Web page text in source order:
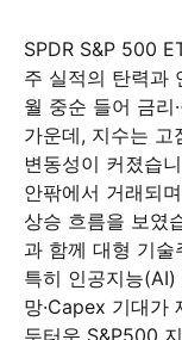
SPDR S&P 500
주 실적의 탄력과
월 중순 들어 금리
가운데, 지수는 고
변동성이 커졌습
안팎에서 거래되
상승 흐름을 보였
과 함께 대형 기술
특히 인공지능
망·Capex 기대가
두터운 S&P500